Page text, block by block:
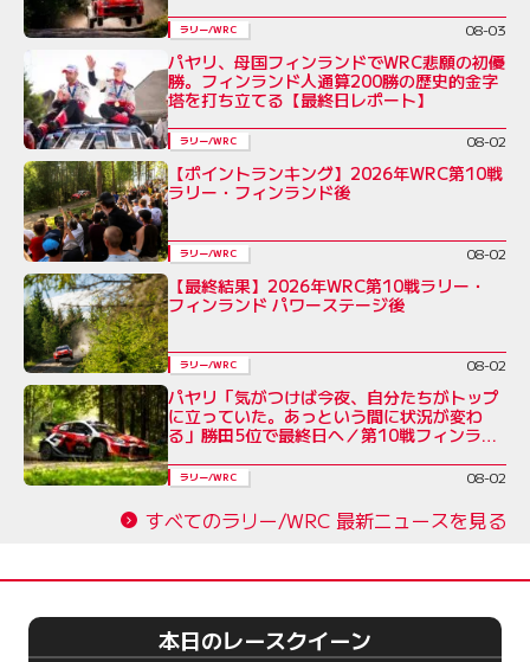
ラリー/WRC 08-03
パヤリ、母国フィンランドでWRC悲願の初優
勝。フィンランド人通算200勝の歴史的金字
塔を打ち立てる【最終日レポート】
ラリー/WRC 08-02
【ポイントランキング】2026年WRC第10戦
ラリー・フィンランド後
ラリー/WRC 08-02
【最終結果】2026年WRC第10戦ラリー・
フィンランド パワーステージ後
ラリー/WRC 08-02
パヤリ「気がつけば今夜、自分たちがトップ
に立っていた。あっという間に状況が変わ
る」勝田5位で最終日へ／第10戦フィンラン
ラリー/WRC 08-02
すべてのラリー/WRC 最新ニュースを見る
本日のレースクイーン